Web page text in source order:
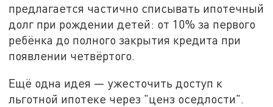
предлагается частично списывать ипотечный
долг при рождении детей: от 10% за первого
ребёнка до полного закрытия кредита при
появлении четвёртого.
Ещё одна идея — ужесточить доступ к
льготной ипотеке через "ценз оседлости".